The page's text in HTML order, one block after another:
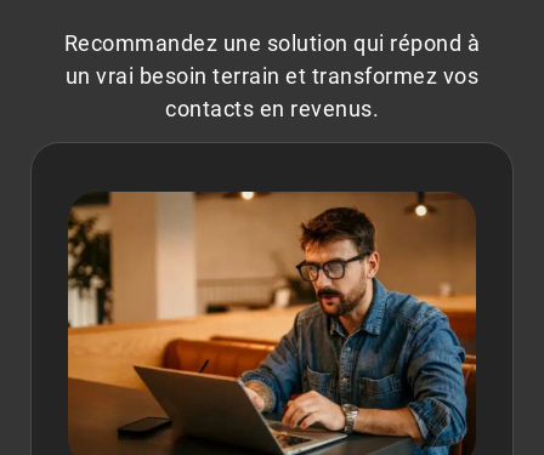
Recommandez une solution qui répond à
un vrai besoin terrain et transformez vos
contacts en revenus.